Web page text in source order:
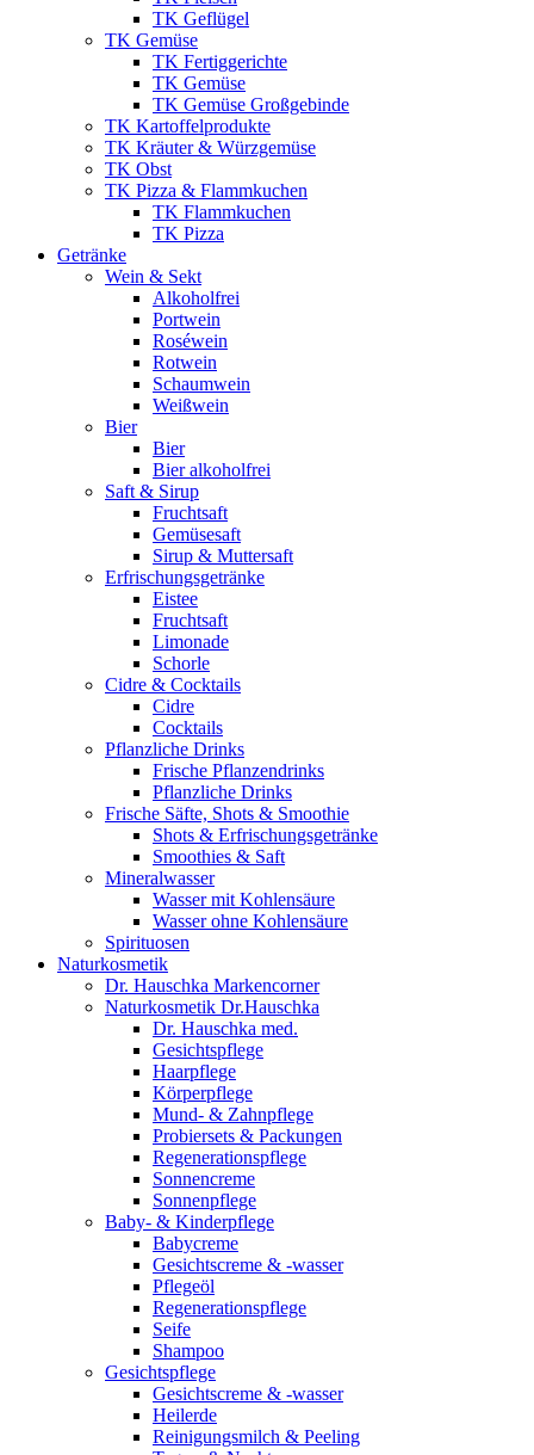
TK Geflügel
TK Gemüse
TK Fertiggerichte
TK Gemüse
TK Gemüse Großgebinde
TK Kartoffelprodukte
TK Kräuter & Würzgemüse
TK Obst
TK Pizza & Flammkuchen
TK Flammkuchen
TK Pizza
Getränke
Wein & Sekt
Alkoholfrei
Portwein
Roséwein
Rotwein
Schaumwein
Weißwein
Bier
Bier
Bier alkoholfrei
Saft & Sirup
Fruchtsaft
Gemüsesaft
Sirup & Muttersaft
Erfrischungsgetränke
Eistee
Fruchtsaft
Limonade
Schorle
Cidre & Cocktails
Cidre
Cocktails
Pflanzliche Drinks
Frische Pflanzendrinks
Pflanzliche Drinks
Frische Säfte, Shots & Smoothie
Shots & Erfrischungsgetränke
Smoothies & Saft
Mineralwasser
Wasser mit Kohlensäure
Wasser ohne Kohlensäure
Spirituosen
Naturkosmetik
Dr. Hauschka Markencorner
Naturkosmetik Dr.Hauschka
Dr. Hauschka med.
Gesichtspflege
Haarpflege
Körperpflege
Mund- & Zahnpflege
Probiersets & Packungen
Regenerationspflege
Sonnencreme
Sonnenpflege
Baby- & Kinderpflege
Babycreme
Gesichtscreme & -wasser
Pflegeöl
Regenerationspflege
Seife
Shampoo
Gesichtspflege
Gesichtscreme & -wasser
Heilerde
Reinigungsmilch & Peeling